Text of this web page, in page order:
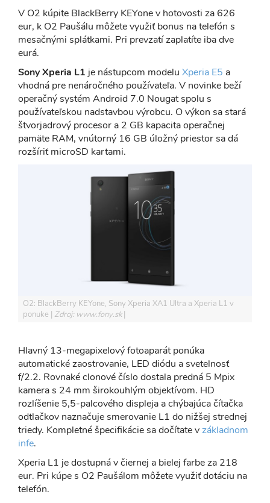
V O2 kúpite BlackBerry KEYone v hotovosti za 626
eur, k O2 Paušálu môžete využiť bonus na telefón s
mesačnými splátkami. Pri prevzatí zaplatíte iba dve
eurá.
Sony Xperia L1 je nástupcom modelu Xperia E5 a
vhodná pre nenáročného používateľa. V novinke beží
operačný systém Android 7.0 Nougat spolu s
používateľskou nadstavbou výrobcu. O výkon sa stará
štvorjadrový procesor a 2 GB kapacita operačnej
pamäte RAM, vnútorný 16 GB úložný priestor sa dá
rozšíriť microSD kartami.
O2: BlackBerry KEYone, Sony Xperia XA1 Ultra a Xperia L1 v
ponuke
Zdroj: www.fony.sk
Hlavný 13-megapixelový fotoaparát ponúka
automatické zaostrovanie, LED diódu a svetelnosť
f/2.2. Rovnaké clonové číslo dostala predná 5 Mpix
kamera s 24 mm širokouhlým objektívom. HD
rozlíšenie 5,5-palcového displeja a chýbajúca čítačka
odtlačkov naznačuje smerovanie L1 do nižšej strednej
triedy. Kompletné špecifikácie sa dočítate vzákladnom
infe.
Xperia L1 je dostupná v čiernej a bielej farbe za 218
eur. Pri kúpe s O2 Paušálom môžete využiť dotáciu na
telefón.